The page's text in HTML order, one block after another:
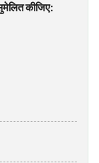
कीजिए: